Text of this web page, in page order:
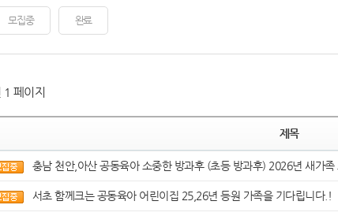
모집중 완료
1 페이지
제목
충남 천안,아산 공동육아 소중한 방과후 (초등 방과후) 2026년 새가족
서초 함께크는 공동육아 어린이집 25,26년 등원 가족을 기다립니다.!